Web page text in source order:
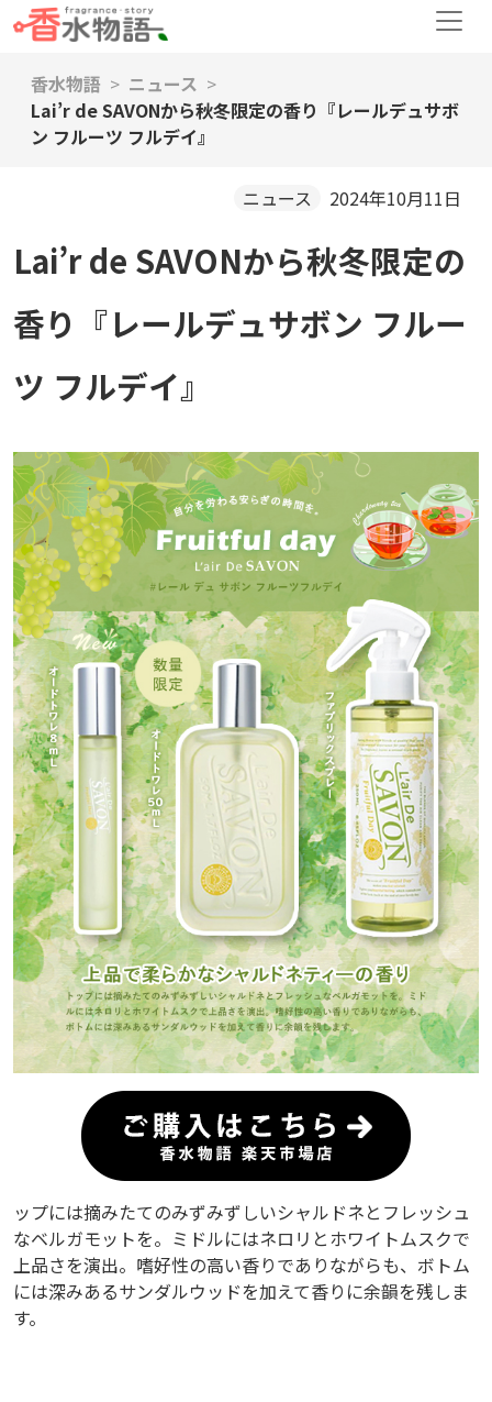
香水物語
ニュース
Lai’r de SAVONから秋冬限定の香り『レールデュサボ
ン フルーツ フルデイ』
ニュース 2024年10月11日
Lai’r de SAVONから秋冬限定の
香り『レールデュサボン フルー
ツ フルデイ』
ップには摘みたてのみずみずしいシャルドネとフレッシュ
なベルガモットを。ミドルにはネロリとホワイトムスクで
上品さを演出。嗜好性の高い香りでありながらも、ボトム
には深みあるサンダルウッドを加えて香りに余韻を残しま
す。